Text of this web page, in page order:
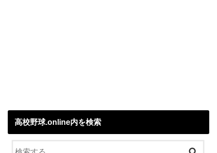
高校野球.online内を検索